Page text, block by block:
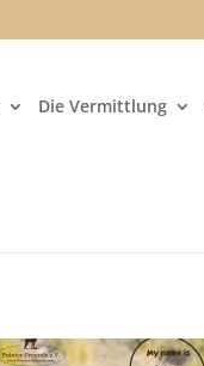
Die Vermittlung